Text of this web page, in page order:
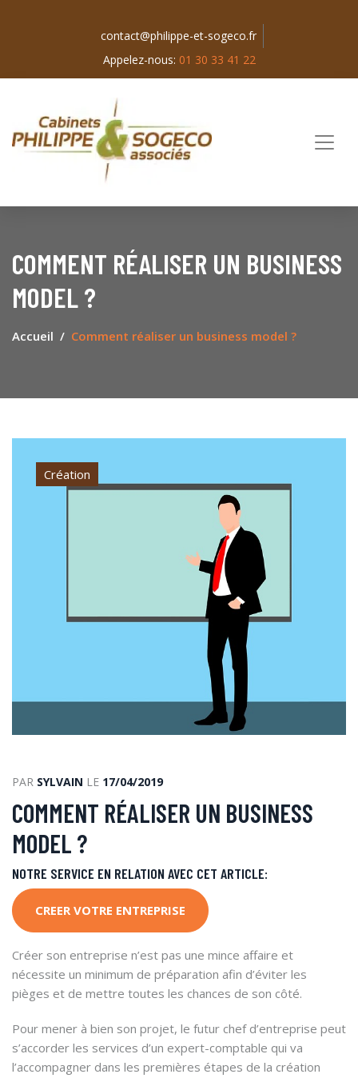
contact@philippe-et-sogeco.fr
Appelez-nous: 01 30 33 41 22
COMMENT RÉALISER UN BUSINESS
MODEL ?
Accueil Comment réaliser un business model ?
Création
PAR SYLVAIN LE 17/04/2019
COMMENT RÉALISER UN BUSINESS
MODEL ?
NOTRE SERVICE EN RELATION AVEC CET ARTICLE:
CREER VOTRE ENTREPRISE
Créer son entreprise n’est pas une mince affaire et
nécessite un minimum de préparation afin d’éviter les
pièges et de mettre toutes les chances de son côté.
Pour mener à bien son projet, le futur chef d’entreprise peut
s’accorder les services d’un expert-comptable qui va
l’accompagner dans les premières étapes de la création